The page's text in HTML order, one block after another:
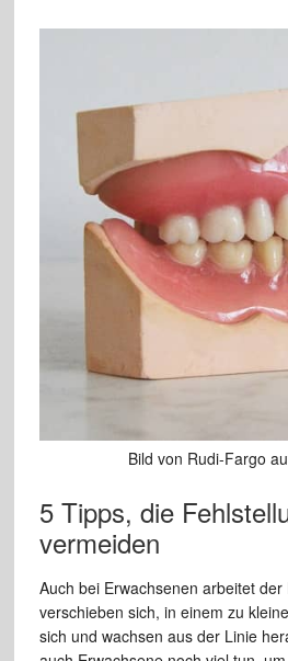
Bild von Rudi-Fargo
5 Tipps, die
vermeiden
Auch bei Erwachsenen arbeitet
verschieben sich, in einem zu
sich und wachsen aus der Linie